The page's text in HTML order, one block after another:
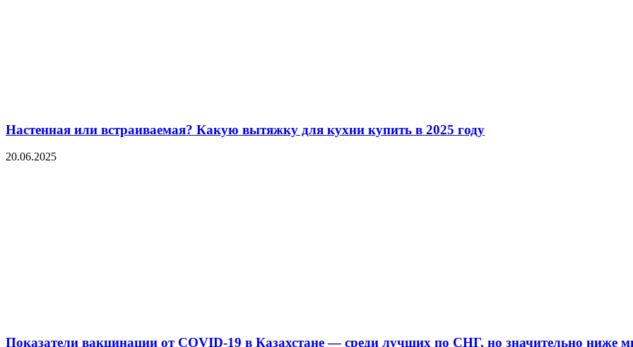
Настенная или встраиваемая? Какую вытяжку для кухни купить в 2025 году
20.06.2025
Показатели вакцинации от COVID-19 в Казахстане — среди лучших по СНГ, но значительно ниже